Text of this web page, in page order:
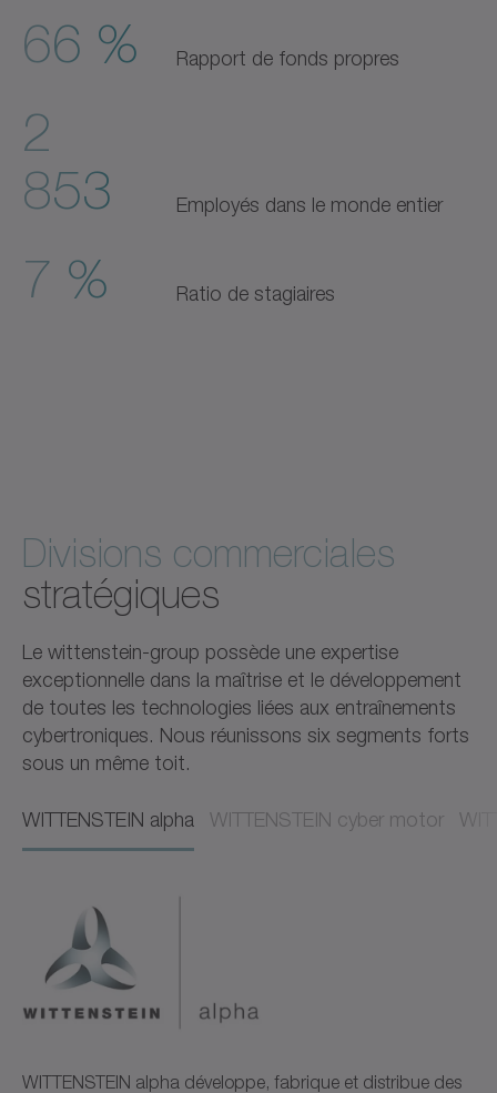
66 % Rapport de fonds propres
2
853
Employés dans le monde entier
7 % Ratio de stagiaires
Divisions commerciales
stratégiques
Le wittenstein-group possède une expertise
exceptionnelle dans la maîtrise et le développement
de toutes les technologies liées aux entraînements
cybertroniques. Nous réunissons six segments forts
sous un même toit.
WITTENSTEIN alpha WITTENSTEIN cyber motor
WITTENSTEIN alpha développe, fabrique et distribue des